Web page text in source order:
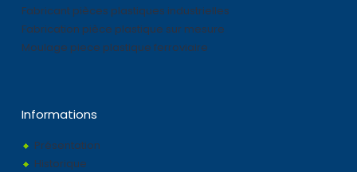
Fabricant pièces plastiques industrielles
Fabrication pièce plastique sur mesure
Moulage piece plastique ferroviaire
Informations
Présentation
Historique